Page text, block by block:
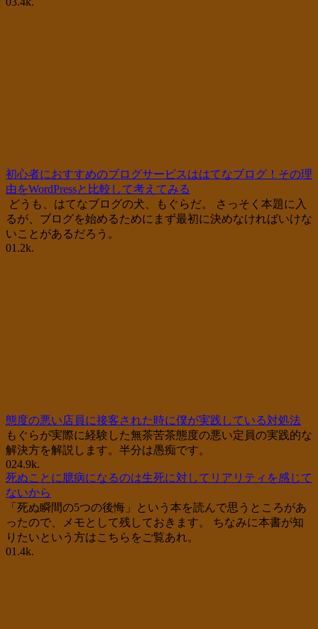
初心者におすすめのブログサービスははてなブログ！その理
由をWordPressと比較して考えてみる
どうも、はてなブログの犬、もぐらだ。 さっそく本題に入
るが、ブログを始めるためにまず最初に決めなければいけな
いことがあるだろう。
01.2k.
態度の悪い店員に接客された時に僕が実践している対処法
もぐらが実際に経験した無茶苦茶態度の悪い定員の実践的な
解決方を解説します。半分は愚痴です。
024.9k.
死ぬことに臆病になるのは生死に対してリアリティを感じて
ないから
「死ぬ瞬間の5つの後悔」という本を読んで思うところがあ
ったので、メモとして残しておきます。 ちなみに本書が知
りたいという方はこちらをご覧あれ。
01.4k.